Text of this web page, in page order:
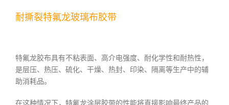
耐撕裂特氟龙玻璃布胶带
特氟龙胶布具有不粘表面、高介电强度、耐化学性和耐热性，
是层压、热压、硫化、干燥、热封、印染、隔离等生产中的辅
助消耗品。
在这种情况下，特氟龙涂层胶带的性能将直接影响最终产品的